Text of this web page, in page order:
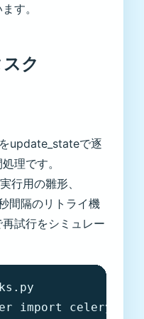
す。
ク
update_stateで逐
理です。
行用の雛形、
間隔のリトライ機
試行をシミュレー
import celery